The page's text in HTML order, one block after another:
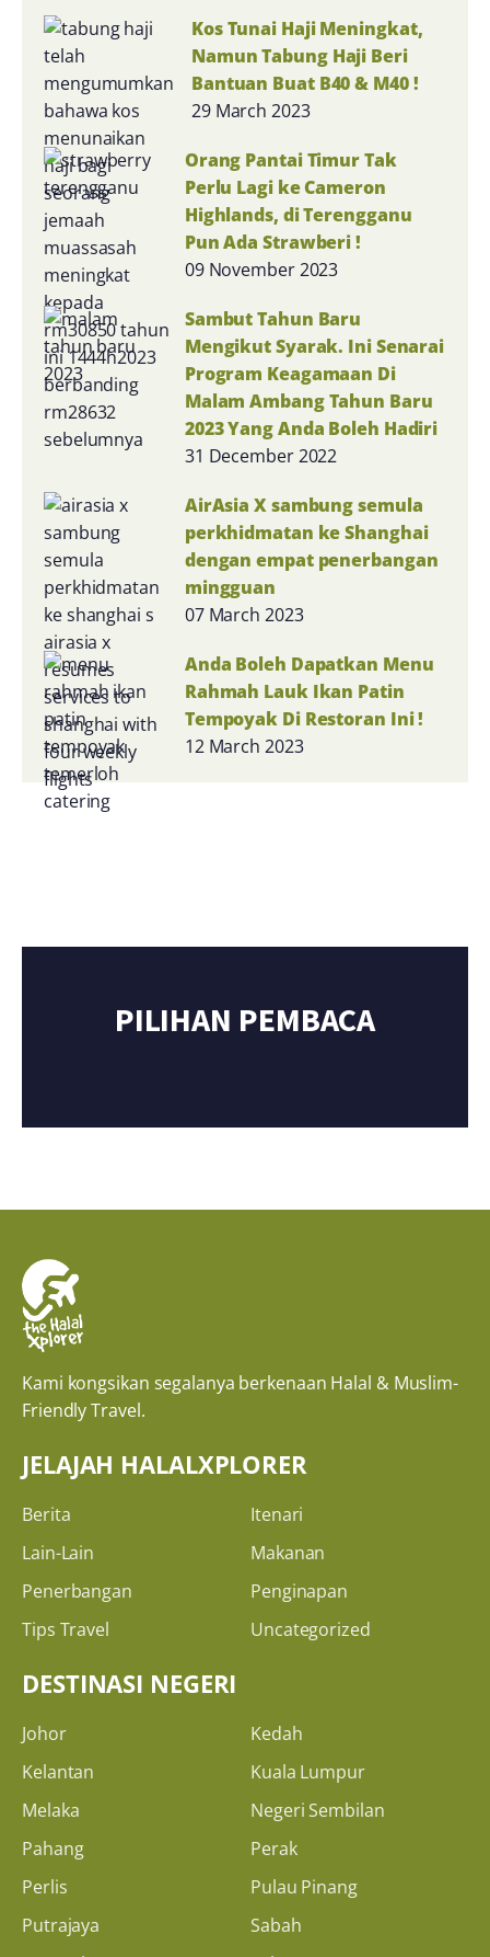
Kos Tunai Haji Meningkat,
Namun Tabung Haji Beri
Bantuan Buat B40 & M40 !
29 March 2023
Orang Pantai Timur Tak
Perlu Lagi ke Cameron
Highlands, di Terengganu
Pun Ada Strawberi !
09 November 2023
Sambut Tahun Baru
Mengikut Syarak. Ini Senarai
Program Keagamaan Di
Malam Ambang Tahun Baru
2023 Yang Anda Boleh Hadiri
31 December 2022
AirAsia X sambung semula
perkhidmatan ke Shanghai
dengan empat penerbangan
mingguan
07 March 2023
Anda Boleh Dapatkan Menu
Rahmah Lauk Ikan Patin
Tempoyak Di Restoran Ini !
12 March 2023
PILIHAN PEMBACA
Kami kongsikan segalanya berkenaan Halal & Muslim-
Friendly Travel.
JELAJAH HALALXPLORER
Berita
Itenari
Lain-Lain
Makanan
Penerbangan
Penginapan
Tips Travel
Uncategorized
DESTINASI NEGERI
Johor
Kedah
Kelantan
Kuala Lumpur
Melaka
Negeri Sembilan
Pahang
Perak
Perlis
Pulau Pinang
Putrajaya
Sabah